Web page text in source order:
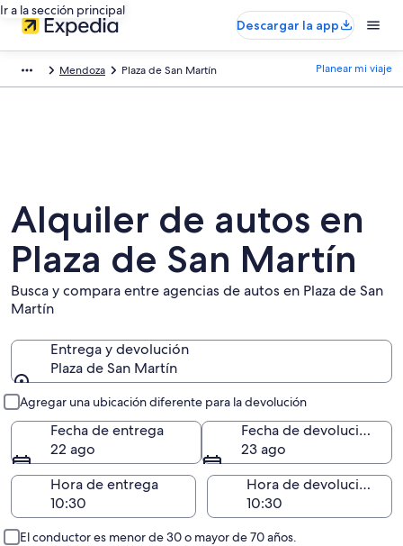
Ir a la sección principal
Descargar la app
Mendoza Plaza de San Martín Planear mi viaje
Alquiler de autos en
Plaza de San Martín
Busca y compara entre agencias de autos en Plaza de San
Martín
Entrega y devolución
Plaza de San Martín
Agregar una ubicación diferente para la devolución
Fecha de entrega
22 ago
Fecha de devolución
23 ago
Hora de entrega
Hora de devolución
El conductor es menor de 30 o mayor de 70 años.